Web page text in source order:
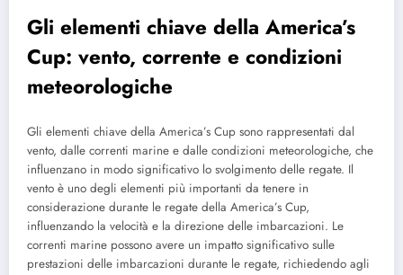
Gli elementi chiave della America’s
Cup: vento, corrente e condizioni
meteorologiche
Gli elementi chiave della America’s Cup sono rappresentati dal
vento, dalle correnti marine e dalle condizioni meteorologiche, che
influenzano in modo significativo lo svolgimento delle regate. Il
vento è uno degli elementi più importanti da tenere in
considerazione durante le regate della America’s Cup,
influenzando la velocità e la direzione delle imbarcazioni. Le
correnti marine possono avere un impatto significativo sulle
prestazioni delle imbarcazioni durante le regate, richiedendo agli